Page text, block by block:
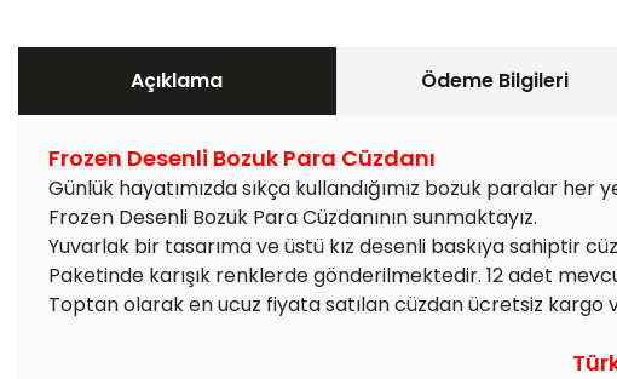
Açıklama Ödeme Bilgileri
Frozen Desenli Bozuk Para Cüzdanı
Günlük hayatımızda sıkça kullandığımız bozuk paralar
Frozen Desenli Bozuk Para Cüzdanının sunmaktayız.
Yuvarlak bir tasarıma ve üstü kız desenli baskıya sahiptir
Paketinde karışık renklerde gönderilmektedir. 12 adet
Toptan olarak en ucuz fiyata satılan cüzdan ücretsiz kargo